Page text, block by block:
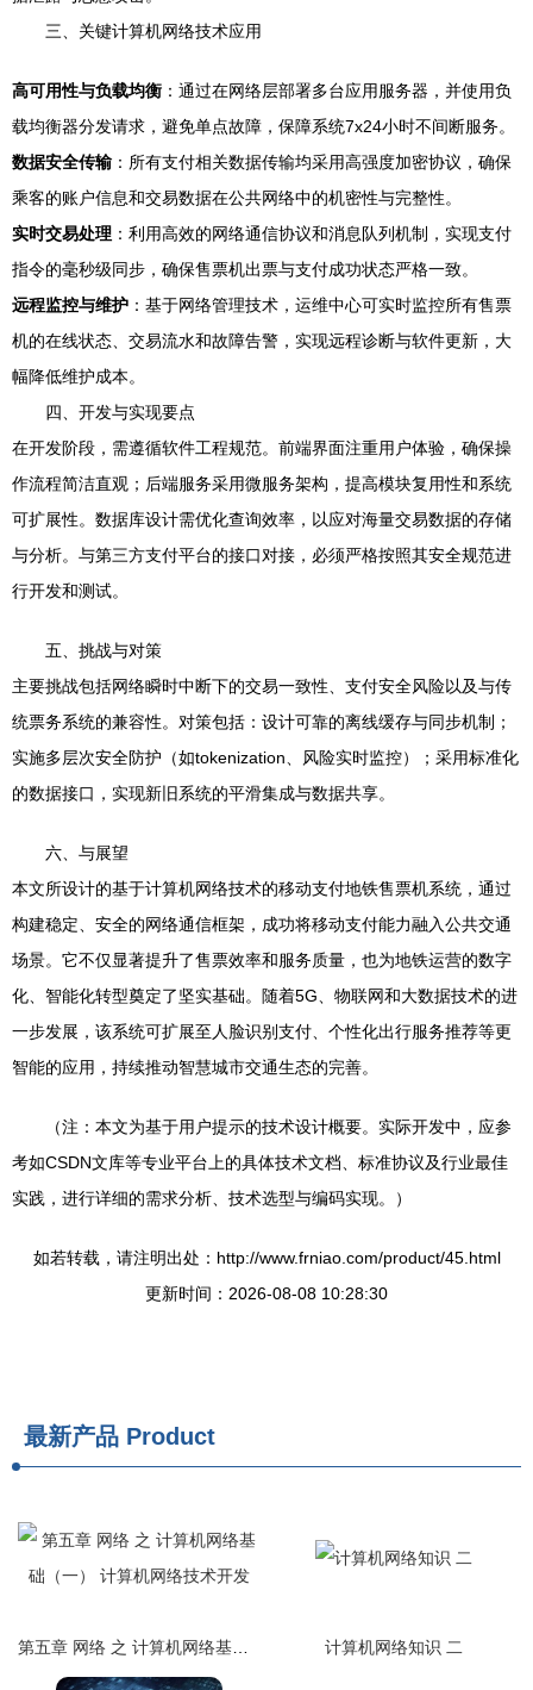
三、关键计算机网络技术应用
高可用性与负载均衡 ：通过在网络层部署多台应用服务器，并使用负
载均衡器分发请求，避免单点故障，保障系统7x24小时不间断服务。
数据安全传输 ：所有支付相关数据传输均采用高强度加密协议，确保
乘客的账户信息和交易数据在公共网络中的机密性与完整性。
实时交易处理 ：利用高效的网络通信协议和消息队列机制，实现支付
指令的毫秒级同步，确保售票机出票与支付成功状态严格一致。
远程监控与维护 ：基于网络管理技术，运维中心可实时监控所有售票
机的在线状态、交易流水和故障告警，实现远程诊断与软件更新，大
幅降低维护成本。
四、开发与实现要点
在开发阶段，需遵循软件工程规范。前端界面注重用户体验，确保操
作流程简洁直观；后端服务采用微服务架构，提高模块复用性和系统
可扩展性。数据库设计需优化查询效率，以应对海量交易数据的存储
与分析。与第三方支付平台的接口对接，必须严格按照其安全规范进
行开发和测试。
五、挑战与对策
主要挑战包括网络瞬时中断下的交易一致性、支付安全风险以及与传
统票务系统的兼容性。对策包括：设计可靠的离线缓存与同步机制；
实施多层次安全防护（如tokenization、风险实时监控）；采用标准化
的数据接口，实现新旧系统的平滑集成与数据共享。
六、与展望
本文所设计的基于计算机网络技术的移动支付地铁售票机系统，通过
构建稳定、安全的网络通信框架，成功将移动支付能力融入公共交通
场景。它不仅显著提升了售票效率和服务质量，也为地铁运营的数字
化、智能化转型奠定了坚实基础。随着5G、物联网和大数据技术的进
一步发展，该系统可扩展至人脸识别支付、个性化出行服务推荐等更
智能的应用，持续推动智慧城市交通生态的完善。
（注：本文为基于用户提示的技术设计概要。实际开发中，应参
考如CSDN文库等专业平台上的具体技术文档、标准协议及行业最佳
实践，进行详细的需求分析、技术选型与编码实现。）
如若转载，请注明出处：http://www.frniao.com/product/45.html
更新时间：2026-08-08 10:28:30
最新产品 Product
计算机网络知识 二